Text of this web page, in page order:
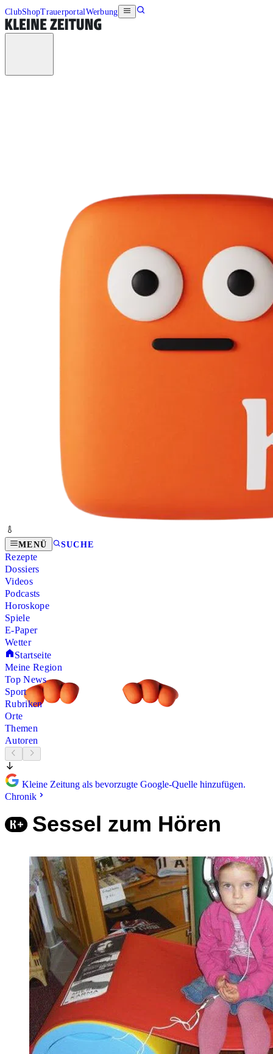
ClubShopTrauerportalWerbung
MENÜ SUCHE
Rezepte
Dossiers
Videos
Podcasts
Horoskope
Spiele
E-Paper
Wetter
Startseite
Meine Region
Top News
Sport
Rubriken
Orte
Themen
Autoren
Kleine Zeitung als bevorzugte Google-Quelle hinzufügen.
Chronik
Sessel zum Hören